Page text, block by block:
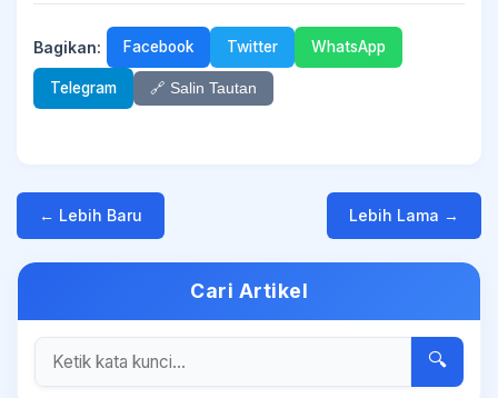
Bagikan: Facebook Twitter WhatsApp
Telegram 🔗 Salin Tautan
← Lebih Baru Lebih Lama →
Cari Artikel
🔍